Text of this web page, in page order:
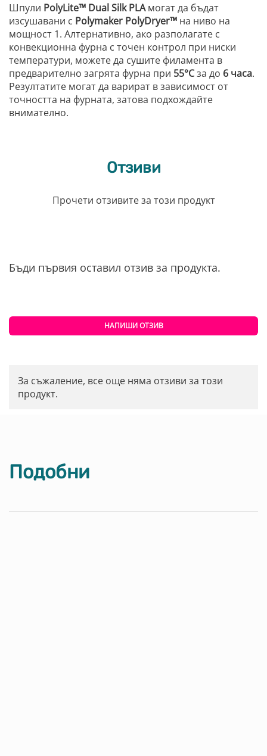
Шпули PolyLite™ Dual Silk PLAмогат да бъдат
изсушавани с Polymaker PolyDryer™ на ниво на
мощност 1. Алтернативно, ако разполагате с
конвекционна фурна с точен контрол при ниски
температури, можете да сушите филамента в
предварително загрята фурна при 55°Cза до 6 часа.
Резултатите могат да варират в зависимост от
точността на фурната, затова подхождайте
внимателно.
Отзиви
Прочети отзивите за този продукт
Бъди първия оставил отзив за продукта.
НАПИШИ ОТЗИВ
За съжаление, все още няма отзиви за този
продукт.
Подобни